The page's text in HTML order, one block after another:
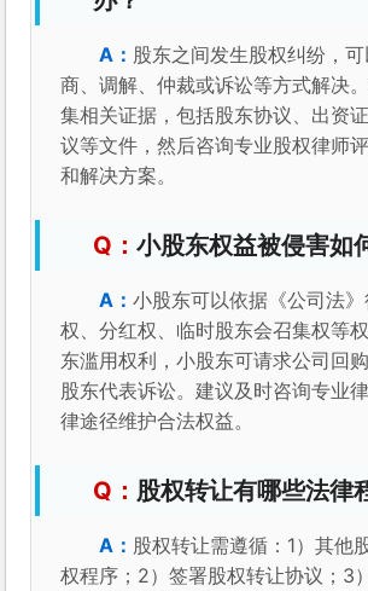
股东之间发生股权纠纷，
商、调解、仲裁或诉讼等方式解决
集相关证据，包括股东协议、出资
议等文件，然后咨询专业股权律师
和解决方案。
小股东权益被侵害如
小股东可以依据《公司法
权、分红权、临时股东会召集权等
东滥用权利，小股东可请求公司回
股东代表诉讼。建议及时咨询专业
律途径维护合法权益。
股权转让有哪些法律
股权转让需遵循：1）其他
权程序；2）签署股权转让协议；3